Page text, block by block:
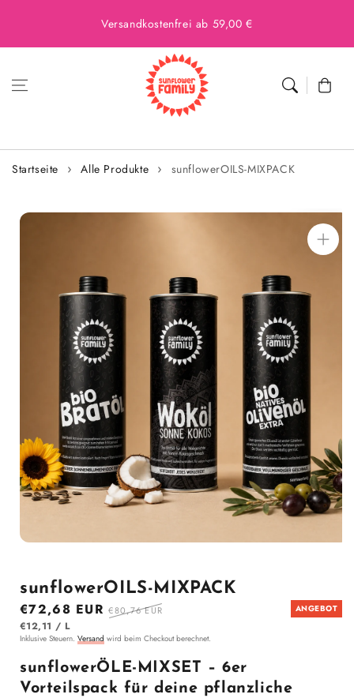
Versandkostenfrei ab 59,00 €
Startseite Alle Produkte sunflowerOILS-MIXPACK
sunflowerOILS-MIXPACK
Sonderpreis
€72,68 EUR Normaler Preis
€80,76 EUR
STÜCK
€12,11 / PRO
L
ANGEBOT
Inklusive Steuern. Versand wird beim Checkout berechnet.
sunflowerÖLE-MIXSET – 6er
Vorteilspack für deine pflanzliche